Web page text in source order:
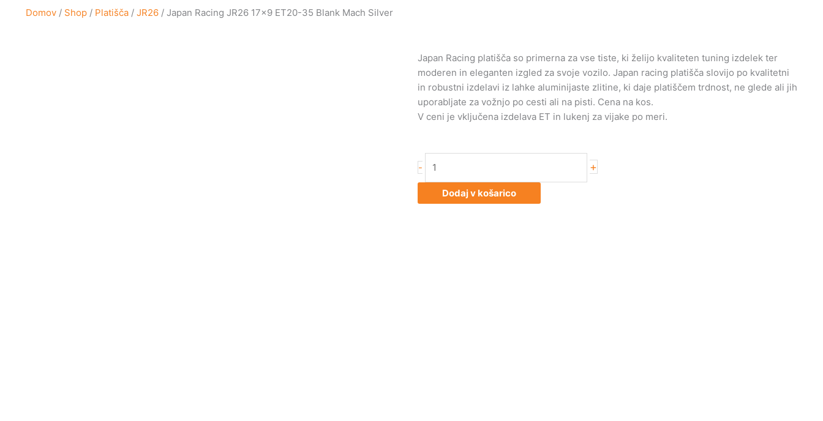
Domov / Shop / Platišča / JR26 / Japan Racing JR26 17×9 ET20-35 Blank Mach Silver
Japan Racing platišča so primerna za vse tiste, ki želijo kvaliteten tuning izdelek ter
moderen in eleganten izgled za svoje vozilo. Japan racing platišča slovijo po kvalitetni
in robustni izdelavi iz lahke aluminijaste zlitine, ki daje platiščem trdnost, ne glede ali jih
uporabljate za vožnjo po cesti ali na pisti. Cena na kos.
V ceni je vključena izdelava ET in lukenj za vijake po meri.
-
Racing
JR26
17x9
+
Dodaj v košarico